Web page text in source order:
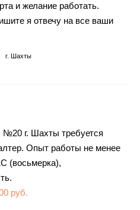
и желание работать.
я отвечу на все ваши
г. Шахты
г. Шахты требуется
Опыт работы не менее
(восьмерка),
руб.